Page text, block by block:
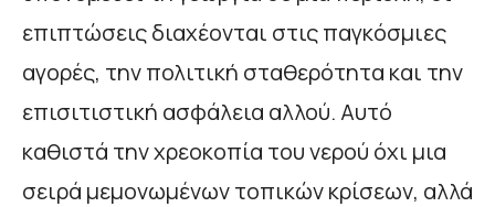
επιπτώσεις διαχέονται στις παγκόσμιες
αγορές, την πολιτική σταθερότητα και την
επισιτιστική ασφάλεια αλλού. Αυτό
καθιστά την χρεοκοπία του νερού όχι μια
σειρά μεμονωμένων τοπικών κρίσεων, αλλά